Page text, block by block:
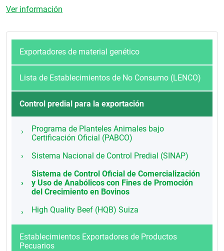
Ver información
Exportadores de material genético
Lista de Establecimientos de No Consumo (LENCO)
Control predial para la exportación
Programa de Planteles Animales bajo
Certificación Oficial (PABCO)
Sistema Nacional de Control Predial (SINAP)
Sistema de Control Oficial de Comercialización
y Uso de Anabólicos con Fines de Promoción
del Crecimiento en Bovinos
High Quality Beef (HQB) Suiza
Establecimientos Exportadores de Productos
Pecuarios